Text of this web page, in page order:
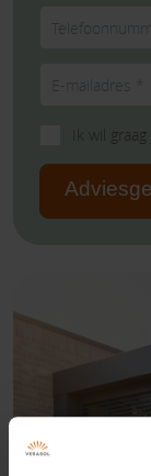
Ik wil